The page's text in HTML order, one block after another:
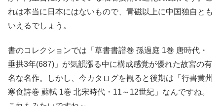
れは本当に日本にはないもので、青磁以上に中国独自とも
いえるでしょう。
書のコレクションでは「草書書譜巻 孫過庭 1巻 唐時代・
垂拱3年(687)」が気韻漲る中に構成感覚が優れた故宮の有
名な名作。しかし、今カタログを観ると後期は「行書黄州
寒食詩巻 蘇軾 1巻 北宋時代・11～12世紀」なんですね。